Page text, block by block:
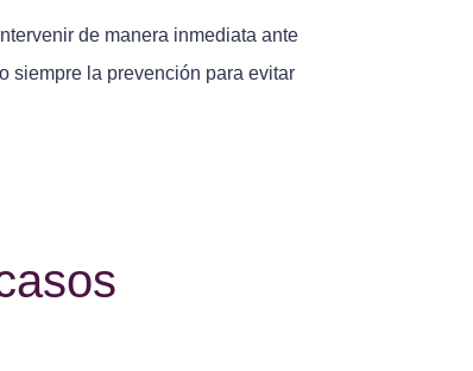
de manera inmediata ante
siempre la prevención para evitar